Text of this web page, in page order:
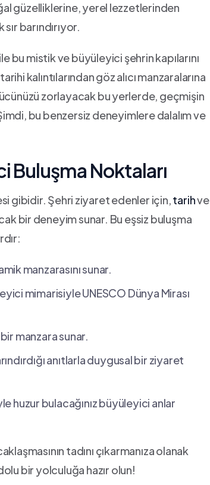
güzelliklerine, yerel⁣ lezzetlerinden
barındırıyor.
bu mistik ve büyüleyici şehrin kapılarını
kalıntılarından göz⁤ alıcı manzaralarına
zorlayacak bu⁤ yerlerde, geçmişin
bu benzersiz deneyimlere dalalım ve⁢
Buluşma Noktaları
gibidir. Şehri⁢ ziyaret edenler için,tarihve
bir⁣ deneyim sunar. Bu eşsiz buluşma
manzarasını sunar.
mimarisiyle UNESCO Dünya Mirası
manzara‍ sunar.
anıtlarla ​duygusal ⁤bir ziyaret
huzur ⁤bulacağınız büyüleyici anlar
‍tadını çıkarmanıza olanak
bir yolculuğa hazır olun!